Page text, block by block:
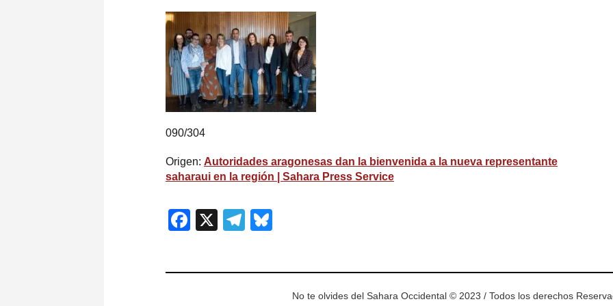
090/304
Origen: Autoridades aragonesas dan la bienvenida a la nueva representante
saharaui en la región | Sahara Press Service
Facebook
X Telegram
No te olvides del Sahara Occidental © 2023 / Todos los derechos